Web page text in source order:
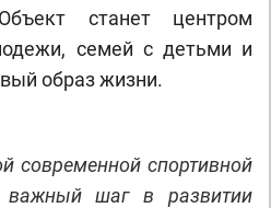
станет центром
семей с детьми и
образ жизни.
современной спортивной
шаг в развитии